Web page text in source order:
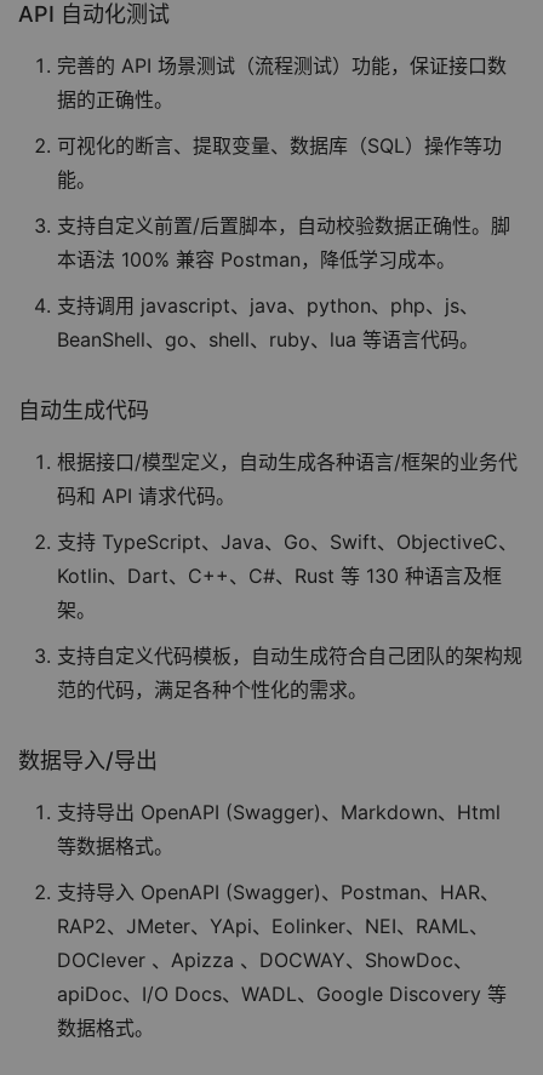
API 自动化测试
完善的 API 场景测试（流程测试）功能，保证接口数
据的正确性。
可视化的断言、提取变量、数据库（SQL）操作等功
能。
支持自定义前置/后置脚本，自动校验数据正确性。脚
本语法 100% 兼容 Postman，降低学习成本。
支持调用 javascript、java、python、php、js、
BeanShell、go、shell、ruby、lua 等语言代码。
自动生成代码
根据接口/模型定义，自动生成各种语言/框架的业务代
码和 API 请求代码。
支持 TypeScript、Java、Go、Swift、ObjectiveC、
Kotlin、Dart、C++、C#、Rust 等 130 种语言及框
架。
支持自定义代码模板，自动生成符合自己团队的架构规
范的代码，满足各种个性化的需求。
数据导入/导出
支持导出 OpenAPI (Swagger)、Markdown、Html
等数据格式。
支持导入 OpenAPI (Swagger)、Postman、HAR、
RAP2、JMeter、YApi、Eolinker、NEI、RAML、
DOClever 、Apizza 、DOCWAY、ShowDoc、
apiDoc、I/O Docs、WADL、Google Discovery 等
数据格式。